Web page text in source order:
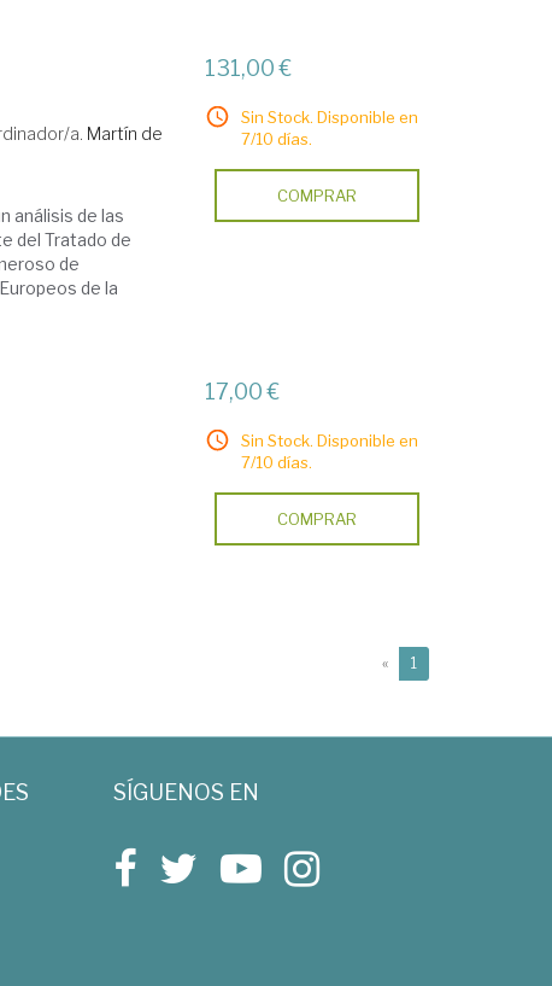
a. Martín de
análisis de las
del Tratado de
de
de la
131,00 €
Sin Stock. Disponible en
7/10 días.
COMPRAR
17,00 €
Sin Stock. Disponible en
7/10 días.
COMPRAR
« 1
SÍGUENOS EN